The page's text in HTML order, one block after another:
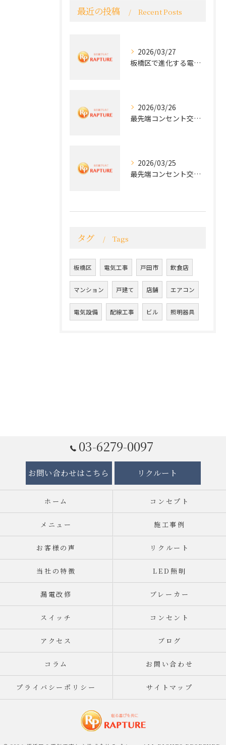
最近の投稿 Recent Posts
2026/03/27
板橋区で進化する電気工事と最新コンセント交換技術
2026/03/26
最先端コンセント交換で快適な生活を実現する電気工事の技術
2026/03/25
最先端コンセント交換で実現する安全と快適な住環境
タグ Tags
板橋区 電気工事 戸田市 飲食店
マンション 戸建て 店舗 エアコン
電気設備 配線工事 ビル 照明器具
03-6279-0097
お問い合わせはこちら リクルート
ホーム コンセプト
メニュー 施工事例
お客様の声 リクルート
当社の特徴 LED照明
漏電改修 ブレーカー
スイッチ コンセント
アクセス ブログ
コラム お問い合わせ
プライバシーポリシー サイトマップ